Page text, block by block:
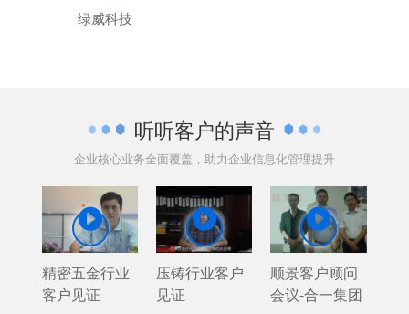
绿威科技
听听客户的声音
企业核心业务全面覆盖，助力企业信息化管理提升

精密五金行业
客户见证

压铸行业客户
见证

顺景客户顾问
会议-合一集团